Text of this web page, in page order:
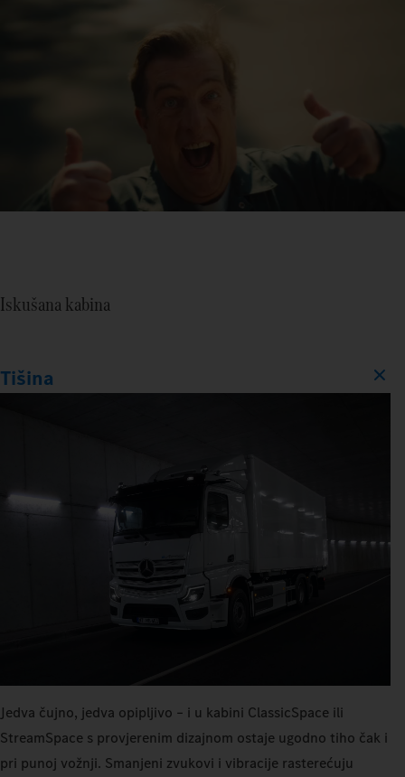
Iskušana kabina
Tišina
Jedva čujno, jedva opipljivo – i u kabini ClassicSpace ili
StreamSpace s provjerenim dizajnom ostaje ugodno tiho čak i
pri punoj vožnji. Smanjeni zvukovi i vibracije rasterećuju